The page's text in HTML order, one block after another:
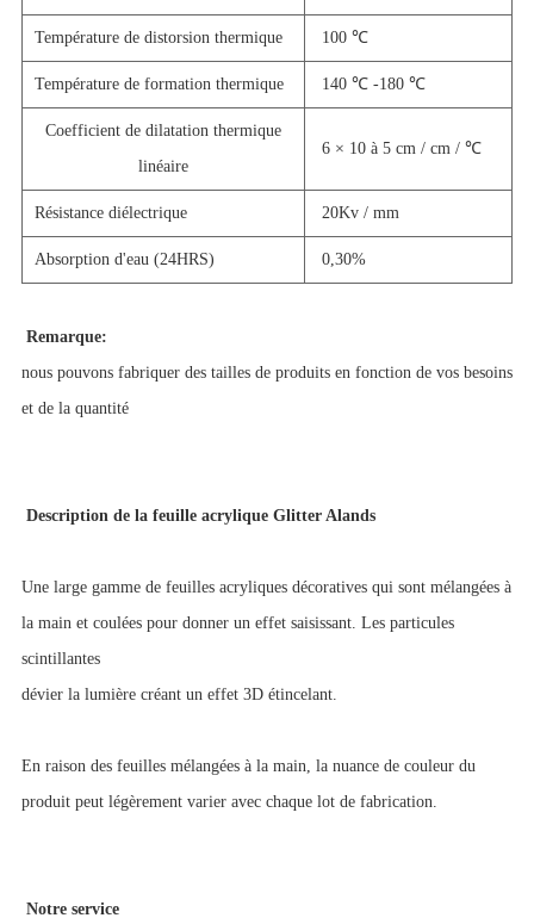
Température de distorsion thermique 100 ℃
Température de formation thermique 140 ℃ -180 ℃
Coefficient de dilatation thermique
linéaire
6 × 10 à 5 cm / cm / ℃
Résistance diélectrique 20Kv / mm
Absorption d'eau (24HRS) 0,30%
Remarque:
nous pouvons fabriquer des tailles de produits en fonction de vos besoins
et de la quantité
Description de la feuille acrylique Glitter Alands
Une large gamme de feuilles acryliques décoratives qui sont mélangées à
la main et coulées pour donner un effet saisissant. Les particules
scintillantes
dévier la lumière créant un effet 3D étincelant.
En raison des feuilles mélangées à la main, la nuance de couleur du
produit peut légèrement varier avec chaque lot de fabrication.
Notre service